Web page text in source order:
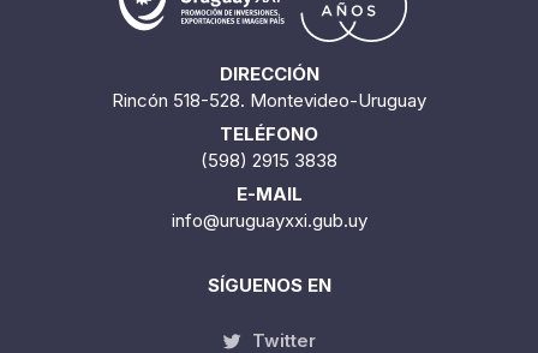
DIRECCIÓN
Rincón 518-528. Montevideo-Uruguay
TELÉFONO
(598) 2915 3838
E-MAIL
info@uruguayxxi.gub.uy
SÍGUENOS EN
Twitter